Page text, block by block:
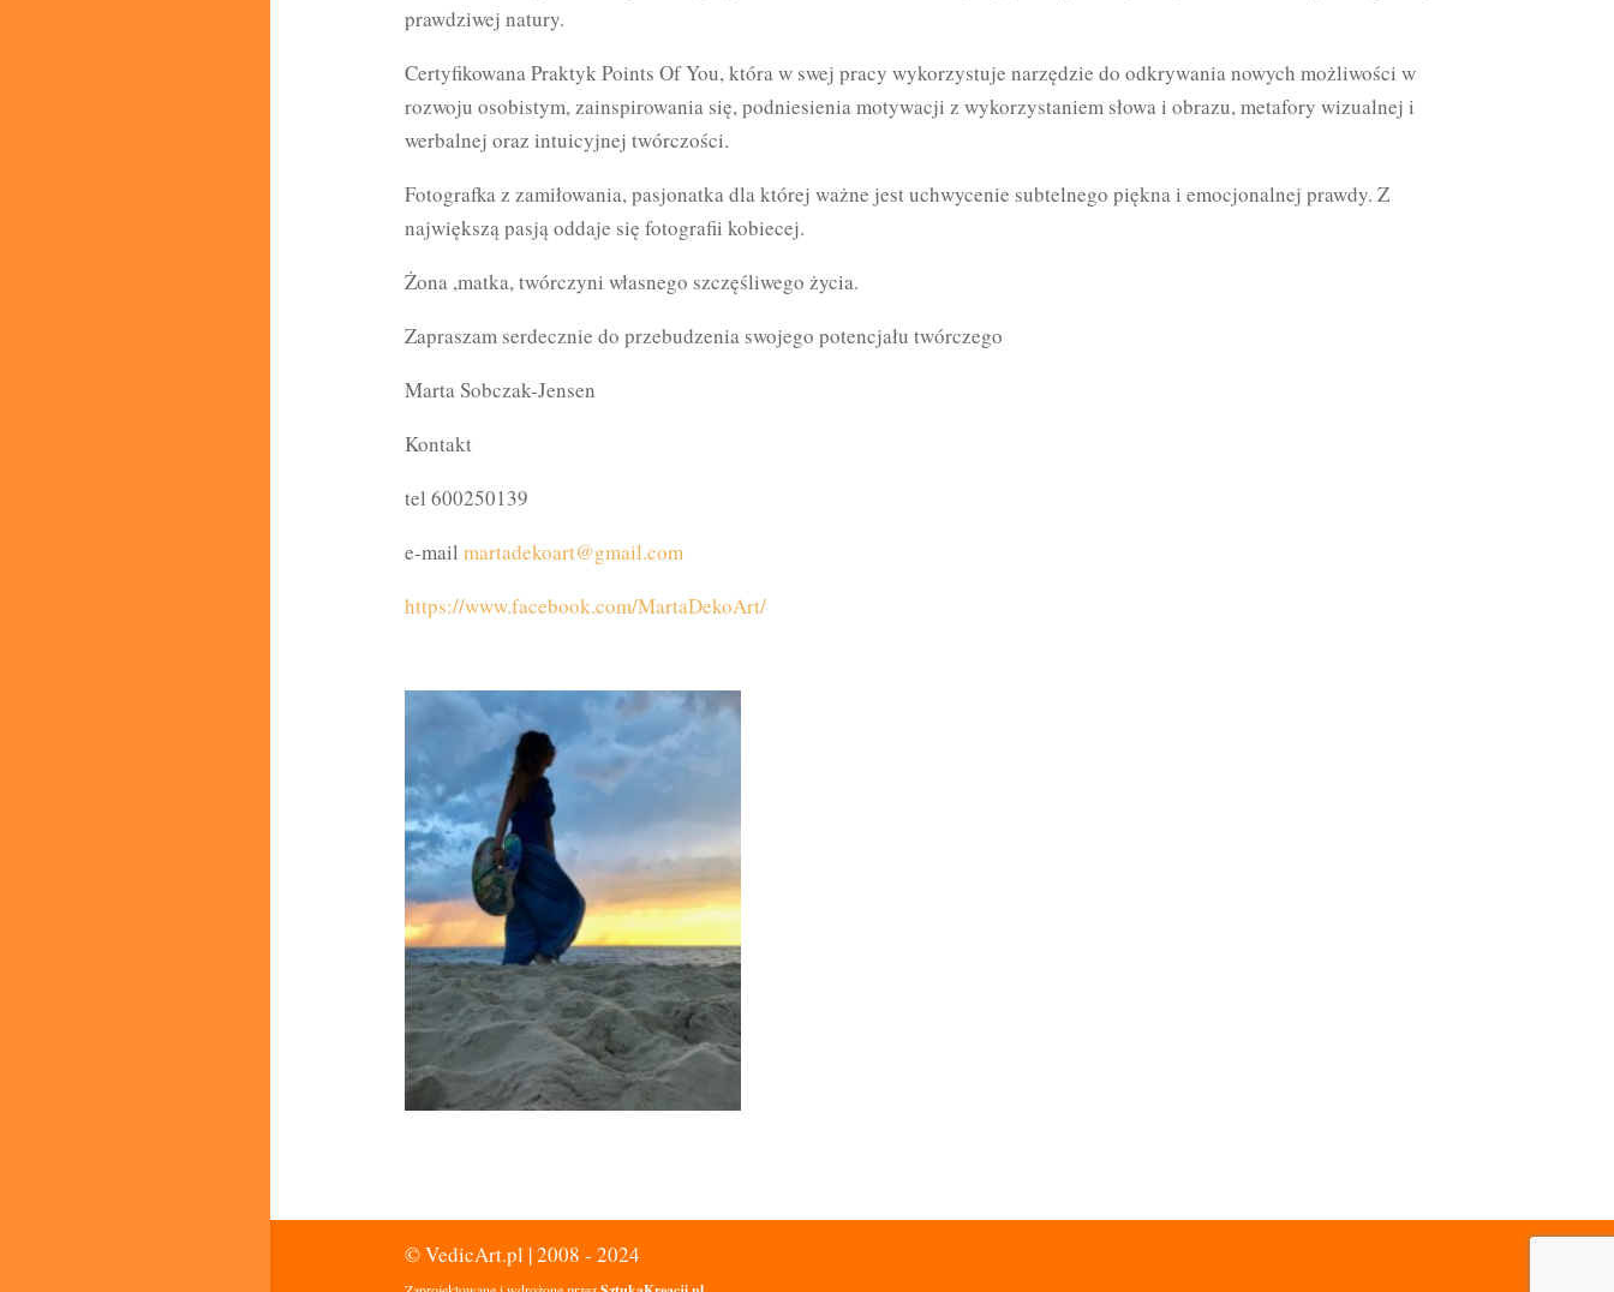
prawdziwej natury.
Certyfikowana Praktyk Points Of You, która w swej pracy wykorzystuje narzędzie do odkrywania nowych możliwości w
rozwoju osobistym, zainspirowania się, podniesienia motywacji z wykorzystaniem słowa i obrazu, metafory wizualnej i
werbalnej oraz intuicyjnej twórczości.
Fotografka z zamiłowania, pasjonatka dla której ważne jest uchwycenie subtelnego piękna i emocjonalnej prawdy. Z
największą pasją oddaje się fotografii kobiecej.
Żona ,matka, twórczyni własnego szczęśliwego życia.
Zapraszam serdecznie do przebudzenia swojego potencjału twórczego
Marta Sobczak-Jensen
Kontakt
tel 600250139
e-mail martadekoart@gmail.com
https://www.facebook.com/MartaDekoArt/
© VedicArt.pl | 2008 - 2024